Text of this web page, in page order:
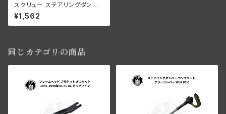
スクリュー ステアリングダンパ
ー アジャスティング用 1936-4
8年 EL FL UL
¥1,562
同じカテゴリの商品